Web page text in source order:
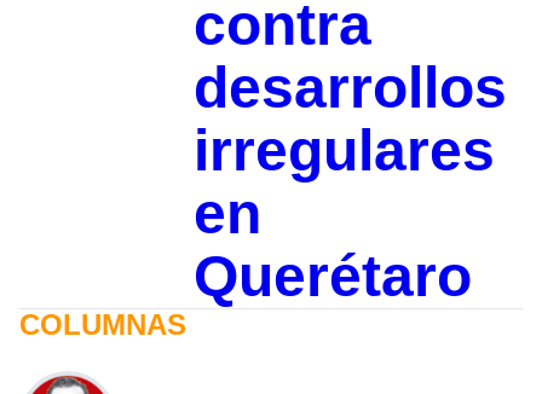
contra
desarrollos
irregulares
en
Querétaro
COLUMNAS